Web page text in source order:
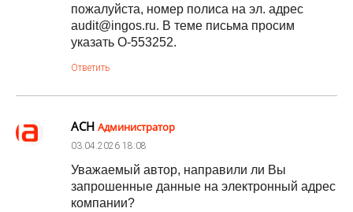
пожалуйста, номер полиса на эл. адрес
audit@ingos.ru. В теме письма просим
указать O-553252.
Ответить
АСН Администратор
03.04.2026 18:08
Уважаемый автор, направили ли Вы
запрошенные данные на электронный адрес
компании?